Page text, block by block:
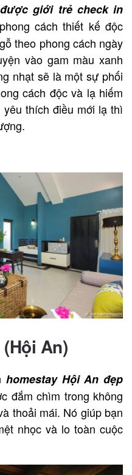
giới trẻ check in
cách thiết kế độc
theo phong cách ngày
vào gam màu xanh
nhạt sẽ là một sự phối
cách độc và lạ hiếm
thích điều mới lạ thì
An)
homestay Hội An đẹp
đắm chìm trong không
thoải mái. Nó giúp bạn
nhọc và lo toàn cuộc